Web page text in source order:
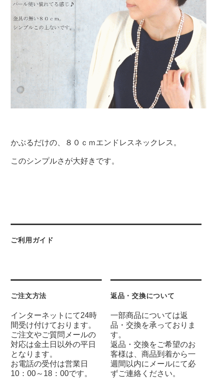
かぶるだけの、８０ｃｍエンドレスネックレス。
このシンプルさが大好きです。
ご利用ガイド
ご注文方法
インターネットにて24時
間受け付けております。
ご注文やご質問メールの
対応は金土日以外の平日
となります。
お電話の受付は営業日
10：00～18：00です。
返品・交換について
一部商品については返
品・交換を承っておりま
す。
返品・交換をご希望のお
客様は、商品到着から一
週間以内にメールにて必
ずご連絡ください。